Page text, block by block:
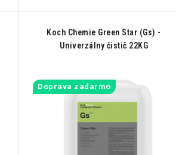
Koch Chemie Green Star (Gs) -
Univerzálny čistič 22KG
Doprava zadarmo